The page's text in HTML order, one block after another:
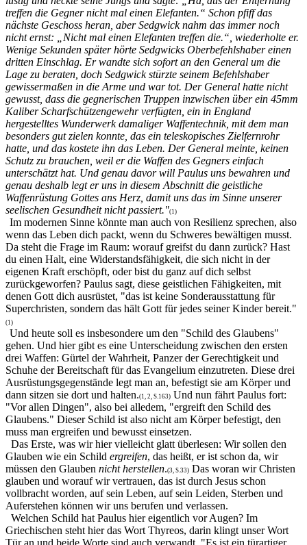
treffen die Gegner nicht mal einen Elefanten.“ Schon pfiff das
nächste Geschoss heran, aber Sedgwick nahm das immer noch
nicht ernst: „Nicht mal einen Elefanten treffen die.“, wiederholte er.
Wenige Sekunden später hörte Sedgwicks Oberbefehlshaber einen
dritten Einschlag. Er wandte sich sofort an den General um die
Lage zu beraten, doch Sedgwick stürzte seinem Befehlshaber
gewissermaßen in die Arme und war tot. Der General hatte nicht
gewusst, dass die gegnerischen Truppen inzwischen über ein 45mm
Kaliber Scharfschützengewehr verfügten, ein in England
hergestelltes Wunderwerk damaliger Waffentechnik, mit dem man
besonders gut zielen konnte, das ein teleskopisches Zielfernrohr
hatte, und das kostete ihn das Leben. Der General meinte, keinen
Schutz zu brauchen, weil er die Waffen des Gegners einfach
unterschätzt hat. Und genau davor will Paulus uns bewahren und
genau deshalb legt er uns in diesem Abschnitt die geistliche
Waffenrüstung Gottes ans Herz, damit uns das im Sinne unserer
seelischen Gesundheit nicht passiert."(1)
Im modernen Sinne könnte man auch von Resilienz sprechen, also
wenn das Leben dich packt, wenn du Schweres bewältigen musst.
Da steht die Frage im Raum: worauf greifst du dann zurück? Hast
du einen Halt, eine Widerstandsfähigkeit, die sich nicht in der
eigenen Kraft erschöpft, oder bist du ganz auf dich selbst
zurückgeworfen? Paulus sagt, diese geistlichen Fähigkeiten, mit
denen Gott dich ausrüstet, "das ist keine Sonderausstattung für
Superchristen, sondern das hält Gott für jedes seiner Kinder bereit."
(1)
Und heute soll es insbesondere um den "Schild des Glaubens"
gehen. Und hier gibt es eine Unterscheidung zwischen den ersten
drei Waffen: Gürtel der Wahrheit, Panzer der Gerechtigkeit und
Schuhe der Bereitschaft für das Evangelium einzutreten. Diese drei
Ausrüstungsgegenstände legt man an, befestigt sie am Körper und
dann sitzen sie dort und halten.(1, 2, S.163) Und nun fährt Paulus fort:
"Vor allen Dingen", also bei alledem, "ergreift den Schild des
Glaubens." Dieser Schild ist also nicht am Körper befestigt, den
muss man ergreifen und bewusst einsetzen.
Das Erste, was wir hier vielleicht glatt überlesen: Wir sollen den
Glauben wie ein Schild ergreifen, das heißt, er ist schon da, wir
müssen den Glauben nicht herstellen.(3, S.33) Das woran wir Christen
glauben und worauf wir vertrauen, das ist durch Jesus schon
vollbracht worden, auf sein Leben, auf sein Leiden, Sterben und
Auferstehen können wir uns berufen und verlassen.
Welchen Schild hat Paulus hier eigentlich vor Augen? Im
Griechischen steht hier das Wort Thyreos, darin klingt unser Wort
Tür an und beide Worte sind auch verwandt. "Es ist ein türartiger